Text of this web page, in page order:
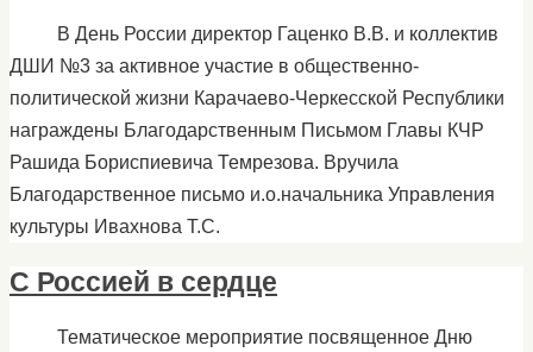
В День России директор Гаценко В.В. и коллектив
ДШИ №3 за активное участие в общественно-
политической жизни Карачаево-Черкесской Республики
награждены Благодарственным Письмом Главы КЧР
Рашида Бориспиевича Темрезова. Вручила
Благодарственное письмо и.о.начальника Управления
культуры Ивахнова Т.С.
С Россией в сердце
Тематическое мероприятие посвященное Дню